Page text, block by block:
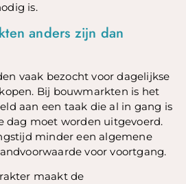
is.
anders zijn dan
vaak bezocht voor dagelijkse
Bij bouwmarkten is het
aan een taak die al in gang is
dag moet worden uitgevoerd.
minder een algemene
voor voortgang.
maakt de